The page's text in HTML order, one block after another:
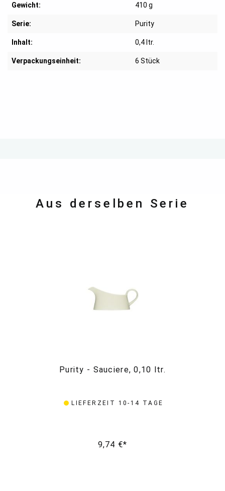
Gewicht: 410 g
Serie: Purity
Inhalt: 0,4 ltr.
Verpackungseinheit: 6 Stück
Aus derselben Serie
Purity - Sauciere, 0,10 ltr.
LIEFERZEIT 10-14 TAGE
9,74 €*